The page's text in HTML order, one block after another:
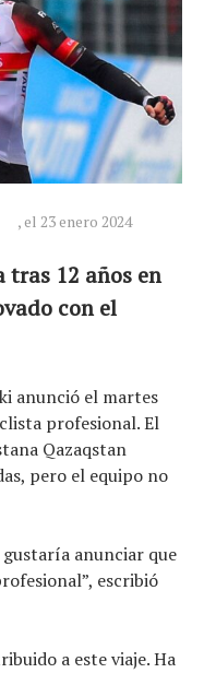
, el 23 enero 2024
tras 12 años en
con el
anunció el martes
profesional. El
Qazaqstan
pero el equipo no
gustaría anunciar que
escribió
a este viaje. Ha